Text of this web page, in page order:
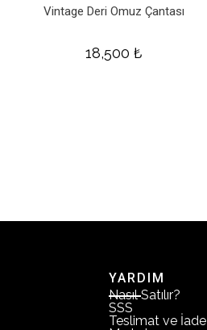
Vintage Deri Omuz Çantası
18,500₺
YARDIM
Nasıl Satılır?
SSS
Teslimat ve İade